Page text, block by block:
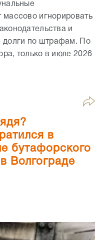
игнорировать
и
долги по штрафам. По
только в июле 2026
в
бутафорского
Волгограде